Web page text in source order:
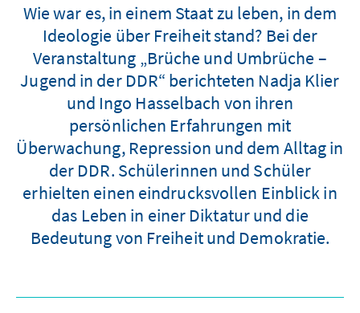
Wie war es, in einem Staat zu leben, in dem
Ideologie über Freiheit stand? Bei der
Veranstaltung „Brüche und Umbrüche –
Jugend in der DDR“ berichteten Nadja Klier
und Ingo Hasselbach von ihren
persönlichen Erfahrungen mit
Überwachung, Repression und dem Alltag in
der DDR. Schülerinnen und Schüler
erhielten einen eindrucksvollen Einblick in
das Leben in einer Diktatur und die
Bedeutung von Freiheit und Demokratie.